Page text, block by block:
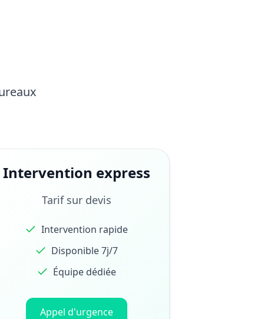
Intervention express
Tarif sur devis
Intervention rapide
Disponible 7j/7
Équipe dédiée
Appel d'urgence